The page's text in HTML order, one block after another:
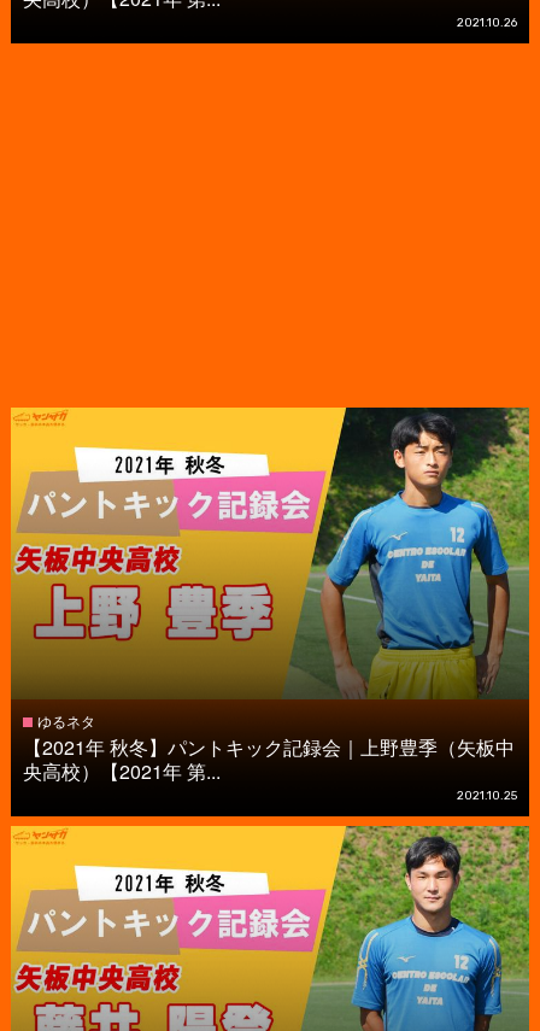
2021.10.26
ゆるネタ
【2021年 秋冬】パントキック記録会｜上野豊季（矢板中
央高校）【2021年 第...
2021.10.25